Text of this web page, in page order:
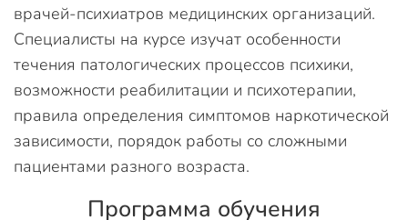
врачей-психиатров медицинских организаций.
Специалисты на курсе изучат особенности
течения патологических процессов психики,
возможности реабилитации и психотерапии,
правила определения симптомов наркотической
зависимости, порядок работы со сложными
пациентами разного возраста.
Программа обучения